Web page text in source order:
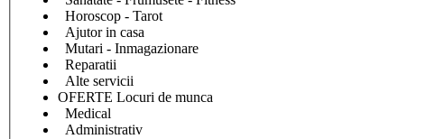
Horoscop - Tarot
Ajutor in casa
Mutari - Inmagazionare
Reparatii
Alte servicii
OFERTE Locuri de munca
Medical
Administrativ